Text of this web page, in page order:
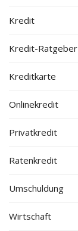
Kredit
Kredit-Ratgeber
Kreditkarte
Onlinekredit
Privatkredit
Ratenkredit
Umschuldung
Wirtschaft